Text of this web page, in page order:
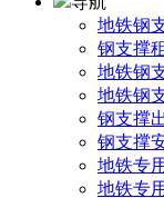
地铁钢
钢支撑
地铁钢
地铁钢
钢支撑
钢支撑
地铁专
地铁专